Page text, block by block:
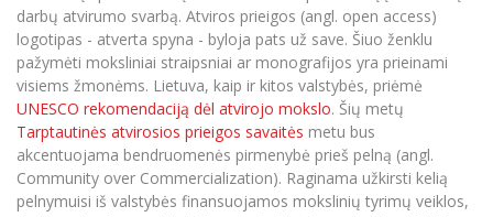
Universiteto teatras
MRU pop vokalinis ansamblis (vadovas Artūras
Novikas)
MRU merginų choras
Neformaliuoju ir (ar) savišvietos būdu įgytų
kompetencijų vertinimas ir pripažinimas
Studijų organizavimas
Erasmus+ mobilumas praktikoms (SMP)
Kitos galimybės
Partnerystės
Azijos centras
Vilniaus Karaliaus Sedžiongo institutas
Frankofoniškų šalių studijų centras
Emocinė gerovė
Mokslo laboratorijos
Žmogaus, aplinkos ir technologijų (HET)
Doktorantūra
Projektai
Akademinė leidyba
Veiklos dokumentai
Akademinė etika
Darbas MRU
Universiteto simbolika
Sūduvos akademija
Tinklalaidės
Bakalauro studijos
Magistrantūros studijos
Vadovų MBA
Švietimo ir kultūros vadovų MPA
Teisės LL.M.
darbų atvirumo svarbą. Atviros prieigos (angl. open access)
logotipas - atverta spyna - byloja pats už save. Šiuo ženklu
pažymėti moksliniai straipsniai ar monografijos yra prieinami
visiems žmonėms. Lietuva, kaip ir kitos valstybės, priėmė
UNESCO rekomendaciją dėl atvirojo mokslo. Šių metų
Tarptautinės atvirosios prieigos savaitės metu bus
akcentuojama bendruomenės pirmenybė prieš pelną (angl.
Community over Commercialization). Raginama užkirsti kelią
pelnymuisi iš valstybės finansuojamos mokslinių tyrimų veiklos,